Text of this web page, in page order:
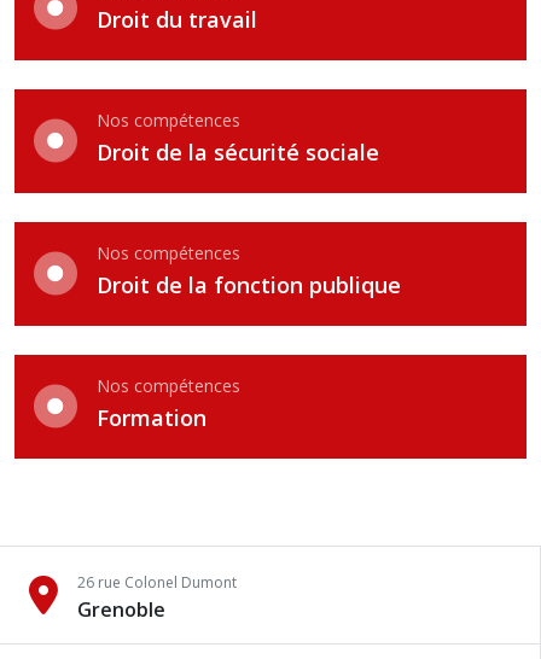
Droit du travail
Nos compétences
Droit de la sécurité sociale
Nos compétences
Droit de la fonction publique
Nos compétences
Formation
26 rue Colonel Dumont
Grenoble